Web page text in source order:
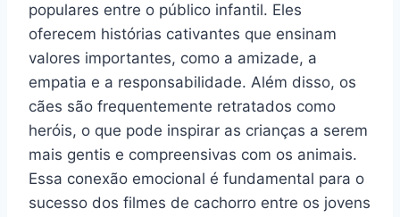
populares entre o público infantil. Eles
oferecem histórias cativantes que ensinam
valores importantes, como a amizade, a
empatia e a responsabilidade. Além disso, os
cães são frequentemente retratados como
heróis, o que pode inspirar as crianças a serem
mais gentis e compreensivas com os animais.
Essa conexão emocional é fundamental para o
sucesso dos filmes de cachorro entre os jovens